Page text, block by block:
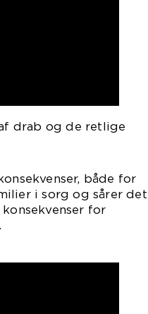
drab og de retlige
både for
i sorg og sårer det
for